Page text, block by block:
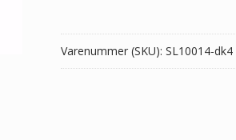
E320,ThinkPad
Edge
E325,ThinkPad
Varenummer (SKU): SL10014-dk4